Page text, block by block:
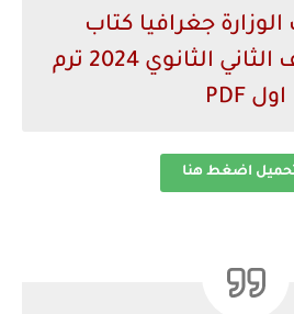
جغرافيا كتاب
الانشطة للصف الثاني الثانوي 2024 ترم
اول PDF
اضغط هنا